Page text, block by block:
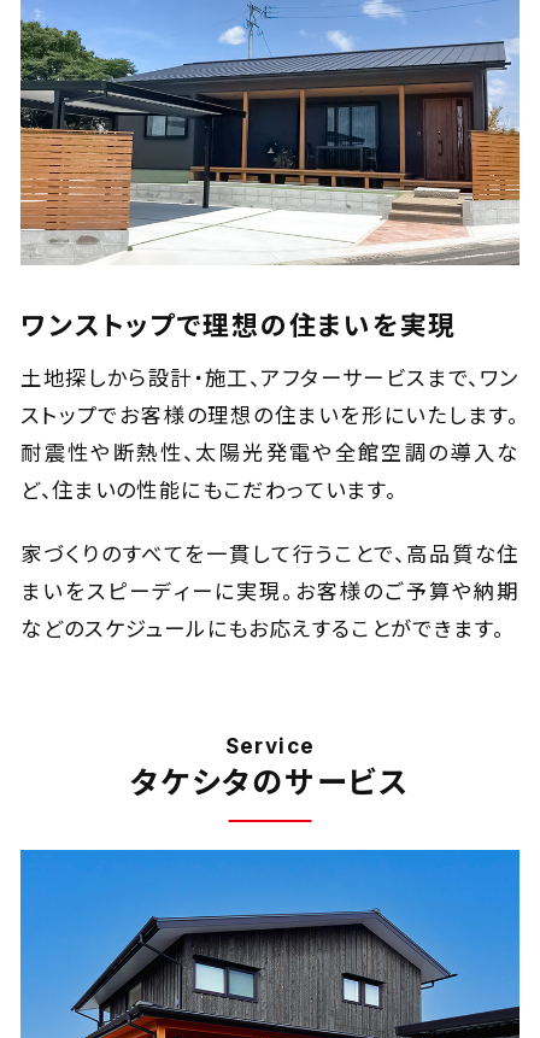
ワンストップで理想の住まいを実現
土地探しから設計・施工、アフターサービスまで、ワン
ストップでお客様の理想の住まいを形にいたします。
耐震性や断熱性、太陽光発電や全館空調の導入な
ど、住まいの性能にもこだわっています。
家づくりのすべてを一貫して行うことで、高品質な住
まいをスピーディーに実現。お客様のご予算や納期
などのスケジュールにもお応えすることができます。
Service
タケシタのサービス